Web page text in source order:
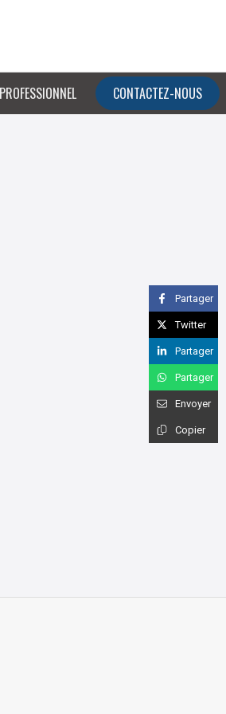
PROFESSIONNEL CONTACTEZ-NOUS
Partager
Twitter
Partager
Partager
Envoyer
Copier